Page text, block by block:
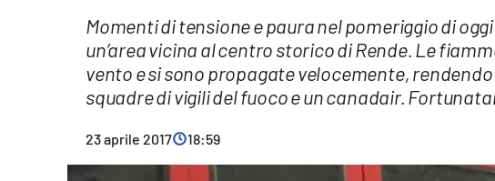
Momenti di tensione e paura nel pomeriggio di
un’area vicina al centro storico di Rende. Le
vento e si sono propagate velocemente,
squadre di vigili del fuoco e un canadair.
23 aprile 2017 18:59